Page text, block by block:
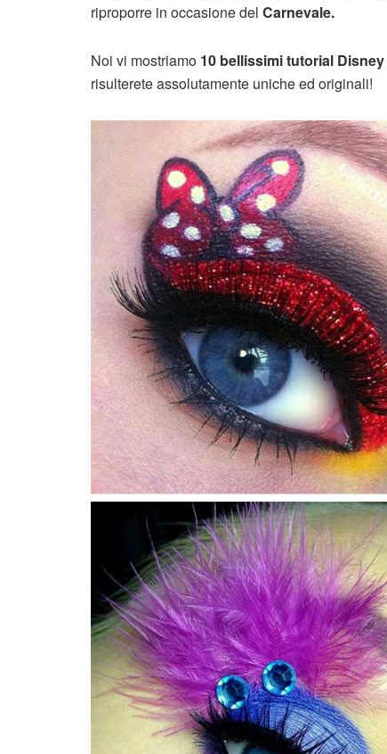
riproporre in occasione del Carnevale.
Noi vi mostriamo 10 bellissimi tutorial Disney
risulterete assolutamente uniche ed originali!